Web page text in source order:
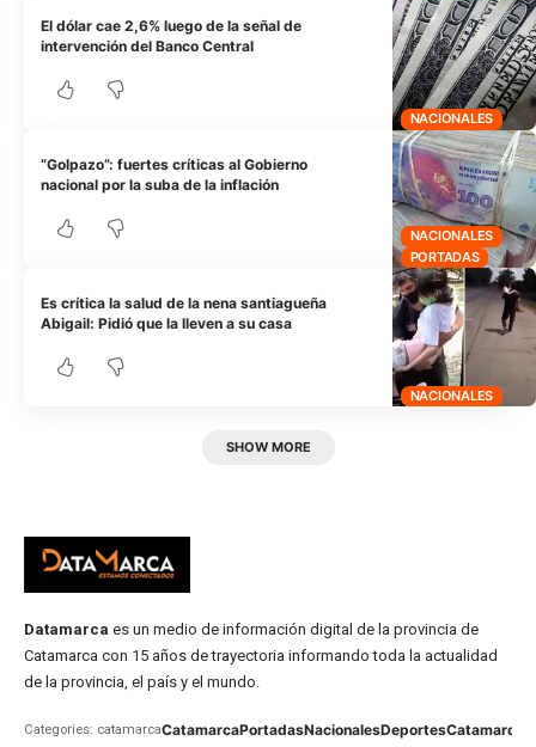
NACIONALES
El dólar cae 2,6% luego de la señal de
intervención del Banco Central
NACIONALES
PORTADAS
“Golpazo”: fuertes críticas al Gobierno
nacional por la suba de la inflación
NACIONALES
Es crítica la salud de la nena santiagueña
Abigail: Pidió que la lleven a su casa
SHOW MORE
Datamarca es un medio de información digital de la provincia de
Catamarca con 15 años de trayectoria informando toda la actualidad
de la provincia, el país y el mundo.
Categories: catamarcaCatamarcaPortadasNacionalesDeportesCatamarca